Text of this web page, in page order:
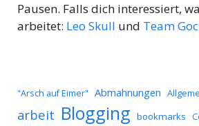
Pausen. Falls dich interessiert,
arbeitet: Leo Skull und Team
"Arsch auf Eimer" Abmahnungen
arbeit Blogging bookmarks